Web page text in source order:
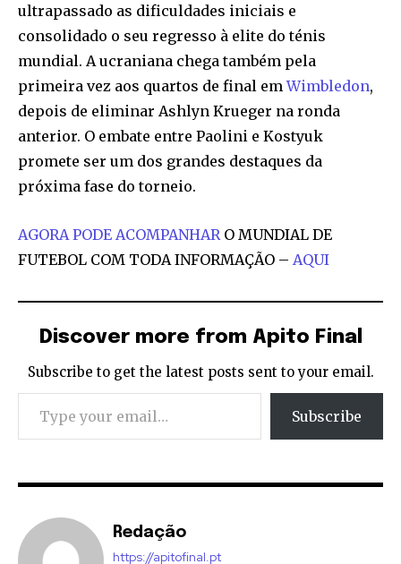
ultrapassado as dificuldades iniciais e
consolidado o seu regresso à elite do ténis
mundial. A ucraniana chega também pela
primeira vez aos quartos de final emWimbledon,
depois de eliminar Ashlyn Krueger na ronda
anterior. O embate entre Paolini e Kostyuk
promete ser um dos grandes destaques da
próxima fase do torneio.
AGORA PODE ACOMPANHAR O MUNDIAL DE
FUTEBOL COM TODA INFORMAÇÃO – AQUI
Discover more from Apito Final
Subscribe to get the latest posts sent to your email.
Type your email…
Subscribe
Redação
https://apitofinal.pt